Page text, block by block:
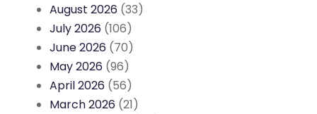
August 2026 (33)
July 2026 (106)
June 2026 (70)
May 2026 (96)
April 2026 (56)
March 2026 (21)